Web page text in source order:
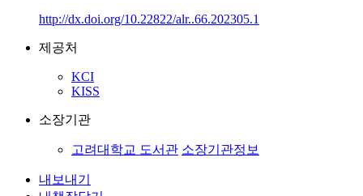
http://dx.doi.org/10.22822/alr..66.202305.1
제공처
KCI
KISS
소장기관
고려대학교 도서관 소장기관정보
내보내기